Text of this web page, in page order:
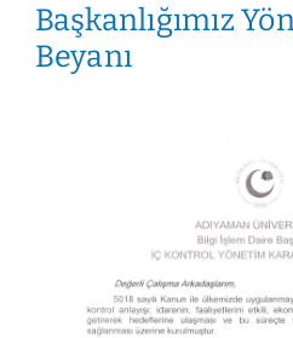
Başkanlığımız
Beyanı